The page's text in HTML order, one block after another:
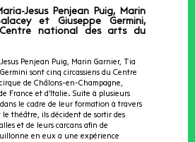
Jesus Penjean Puig, Marin
et Giuseppe Germini,
Centre national des arts du
Penjean Puig, Marin Garnier, Tia
sont cinq circassiens du Centre
de Châlons-en-Champagne,
France et d’Italie. Suite à plusieurs
le cadre de leur formation à travers
le théâtre, ils décident de sortir des
et de leurs carcans afin de
en eux a une expérience